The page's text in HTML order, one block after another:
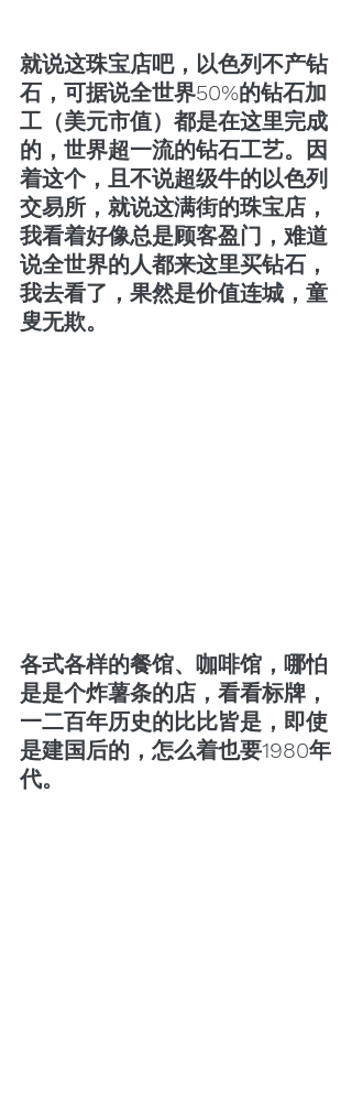
就说这珠宝店吧，以色列不产钻
石，可据说全世界50%的钻石加
工（美元市值）都是在这里完成
的，世界超一流的钻石工艺。因
着这个，且不说超级牛的以色列
交易所，就说这满街的珠宝店，
我看着好像总是顾客盈门，难道
说全世界的人都来这里买钻石，
我去看了，果然是价值连城，童
叟无欺。
各式各样的餐馆、咖啡馆，哪怕
是是个炸薯条的店，看看标牌，
一二百年历史的比比皆是，即使
是建国后的，怎么着也要1980年
代。